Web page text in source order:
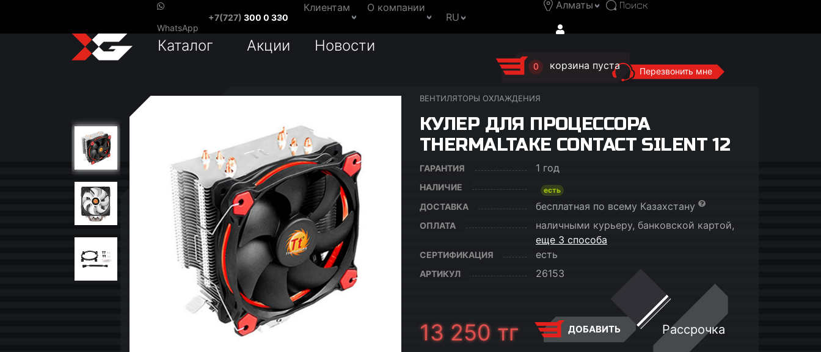
WhatsApp
+7(727) 300 0 330
Клиентам
О компании
RU
Алматы
0 корзина пуста Перезвонить мне
Каталог Акции Новости
ВЕНТИЛЯТОРЫ ОХЛАЖДЕНИЯ
КУЛЕР ДЛЯ ПРОЦЕССОРА
THERMALTAKE CONTACT SILENT 12
ГАРАНТИЯ 1 год
НАЛИЧИЕ есть
ДОСТАВКА бесплатная по всему Казахстану
ОПЛАТА
наличными курьеру, банковской картой,
еще 3 способа
СЕРТИФИКАЦИЯ есть
АРТИКУЛ 26153
13 250 тг ДОБАВИТЬ Рассрочка